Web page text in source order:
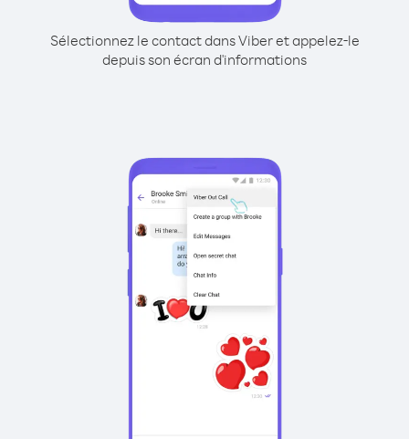
Sélectionnez le contact dans Viber et appelez-le
depuis son écran d'informations